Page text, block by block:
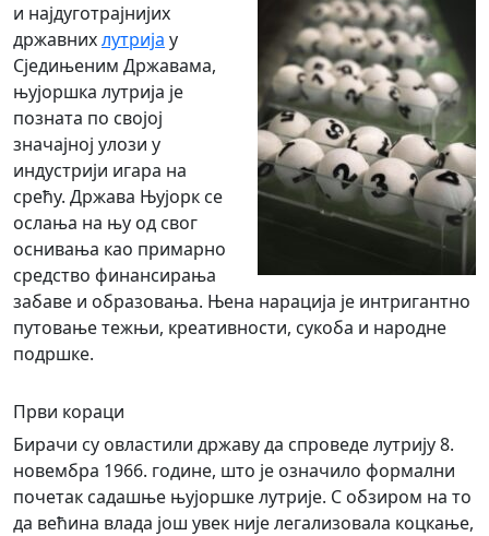
и најдуготрајнијих
државнихлутрија у
Сједињеним Државама,
њујоршка лутрија је
позната по својој
значајној улози у
индустрији игара на
срећу. Држава Њујорк се
ослања на њу од свог
оснивања као примарно
средство финансирања
забаве и образовања. Њена нарација је интригантно
путовање тежњи, креативности, сукоба и народне
подршке.
Први кораци
Бирачи су овластили државу да спроведе лутрију 8.
новембра 1966. године, што је означило формални
почетак садашње њујоршке лутрије. С обзиром на то
да већина влада још увек није легализовала коцкање,